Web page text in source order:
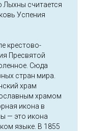
Лыхны считается
Успения
крестово-
Пресвятой
Сюда
стран мира.
храм
храмом
икона в
— это икона
языке. В 1855